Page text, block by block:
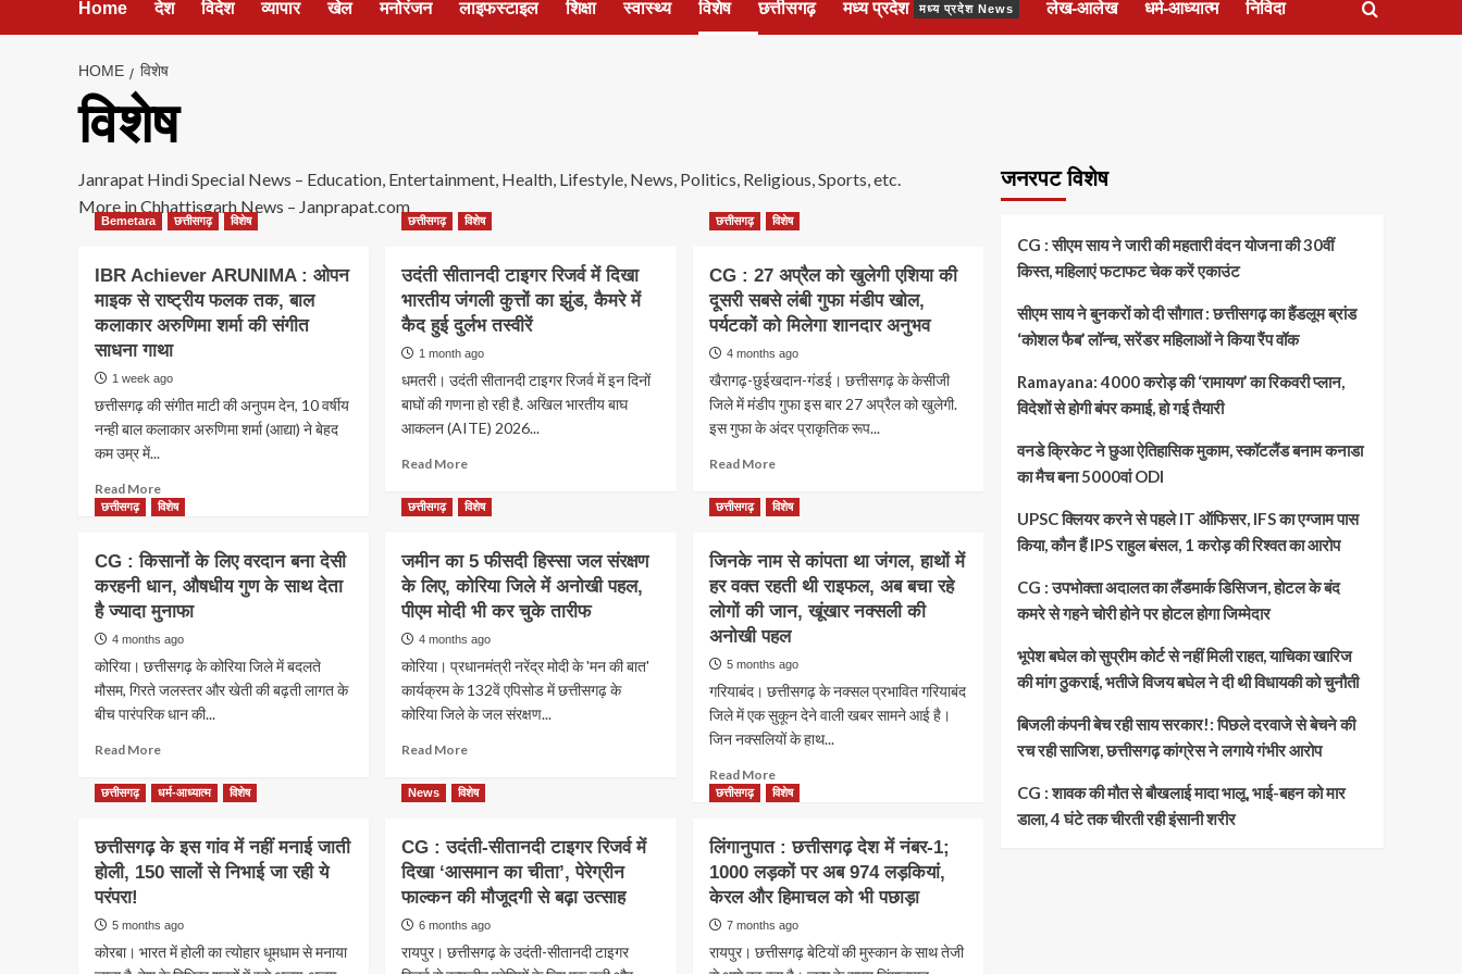
Home देश विदेश व्यापार खेल मनोरंजन लाइफस्टाइल शिक्षा स्वास्थ्य विशेष छत्तीसगढ़ मध्य प्रदेश मध्य प्रदेश News लेख-आलेख धर्म-आध्यात्म निविदा
HOME विशेष
विशेष
Janrapat Hindi Special News – Education, Entertainment, Health, Lifestyle, News, Politics, Religious, Sports, etc.
More in Chhattisgarh News – Janprapat.com
Bemetara छत्तीसगढ़ विशेष
IBR Achiever ARUNIMA : ओपन
माइक से राष्ट्रीय फलक तक, बाल
कलाकार अरुणिमा शर्मा की संगीत
साधना गाथा
1 week ago
छत्तीसगढ़ की संगीत माटी की अनुपम देन, 10 वर्षीय
नन्ही बाल कलाकार अरुणिमा शर्मा (आद्या) ने बेहद
कम उम्र में...
Read MoreRead
more
Achiever
ARUNIMA
:
माइक
से
राष्ट्रीय
फलक
बाल
अरुणिमा
की
संगीत
साधना
छत्तीसगढ़ विशेष
उदंती सीतानदी टाइगर रिजर्व में दिखा
भारतीय जंगली कुत्तों का झुंड, कैमरे में
कैद हुई दुर्लभ तस्वीरें
1 month ago
धमतरी। उदंती सीतानदी टाइगर रिजर्व में इन दिनों
बाघों की गणना हो रही है. अखिल भारतीय बाघ
आकलन (AITE) 2026...
Read MoreRead
about
टाइगर
रिजर्व
में
भारतीय
जंगली
कुत्तों
का
कैमरे
कैद
दुर्लभ
तस्वीरें
छत्तीसगढ़ विशेष
CG : 27 अप्रैल को खुलेगी एशिया की
दूसरी सबसे लंबी गुफा मंडीप खोल,
पर्यटकों को मिलेगा शानदार अनुभव
4 months ago
खैरागढ़-छुईखदान-गंडई। छत्तीसगढ़ के केसीजी
जिले में मंडीप गुफा इस बार 27 अप्रैल को खुलेगी.
इस गुफा के अंदर प्राकृतिक रूप...
Read MoreRead
about
27
अप्रैल
को
खुलेगी
एशिया
की
दूसरी
सबसे
लंबी
गुफा
मंडीप
खोल,
मिलेगा
शानदार
अनुभव
छत्तीसगढ़ विशेष
CG : किसानों के लिए वरदान बना देसी
करहनी धान, औषधीय गुण के साथ देता
है ज्यादा मुनाफा
4 months ago
कोरिया। छत्तीसगढ़ के कोरिया जिले में बदलते
मौसम, गिरते जलस्तर और खेती की बढ़ती लागत के
बीच पारंपरिक धान की...
Read MoreRead
about
किसानों
के
बना
देसी
छत्तीसगढ़ विशेष
जमीन का 5 फीसदी हिस्सा जल संरक्षण
के लिए, कोरिया जिले में अनोखी पहल,
पीएम मोदी भी कर चुके तारीफ
4 months ago
कोरिया। प्रधानमंत्री नरेंद्र मोदी के 'मन की बात'
कार्यक्रम के 132वें एपिसोड में छत्तीसगढ़ के
कोरिया जिले के जल संरक्षण...
Read MoreRead
about
5
फीसदी
हिस्सा
संरक्षण
के
छत्तीसगढ़ विशेष
जिनके नाम से कांपता था जंगल, हाथों में
हर वक्त रहती थी राइफल, अब बचा रहे
लोगों की जान, खूंखार नक्सली की
अनोखी पहल
5 months ago
गरियाबंद। छत्तीसगढ़ के नक्सल प्रभावित गरियाबंद
जिले में एक सुकून देने वाली खबर सामने आई है।
जिन नक्सलियों के हाथ...
Read MoreRead
more
नाम
से
कांपता
जंगल,
हाथों
छत्तीसगढ़ धर्म-आध्यात्म विशेष
छत्तीसगढ़ के इस गांव में नहीं मनाई जाती
होली, 150 सालों से निभाई जा रही ये
परंपरा!
5 months ago
कोरबा। भारत में होली का त्योहार धूमधाम से मनाया
News विशेष
CG : उदंती-सीतानदी टाइगर रिजर्व में
दिखा ‘आसमान का चीता’, पेरेग्रीन
फाल्कन की मौजूदगी से बढ़ा उत्साह
6 months ago
रायपुर। छत्तीसगढ़ के उदंती-सीतानदी टाइगर
छत्तीसगढ़ विशेष
लिंगानुपात : छत्तीसगढ़ देश में नंबर-1;
1000 लड़कों पर अब 974 लड़कियां,
केरल और हिमाचल को भी पछाड़ा
7 months ago
रायपुर। छत्तीसगढ़ बेटियों की मुस्कान के साथ तेजी
जनरपट विशेष
CG : सीएम साय ने जारी की महतारी वंदन योजना की 30वीं
किस्त, महिलाएं फटाफट चेक करें एकाउंट
सीएम साय ने बुनकरों को दी सौगात : छत्तीसगढ़ का हैंडलूम ब्रांड
‘कोशल फैब’ लॉन्च, सरेंडर महिलाओं ने किया रैंप वॉक
Ramayana: 4000 करोड़ की ‘रामायण’ का रिकवरी प्लान,
विदेशों से होगी बंपर कमाई, हो गई तैयारी
वनडे क्रिकेट ने छुआ ऐतिहासिक मुकाम, स्कॉटलैंड बनाम कनाडा
का मैच बना 5000वां ODI
UPSC क्लियर करने से पहले IT ऑफिसर, IFS का एग्जाम पास
किया, कौन हैं IPS राहुल बंसल, 1 करोड़ की रिश्वत का आरोप
CG : उपभोक्ता अदालत का लैंडमार्क डिसिजन, होटल के बंद
कमरे से गहने चोरी होने पर होटल होगा जिम्मेदार
भूपेश बघेल को सुप्रीम कोर्ट से नहीं मिली राहत, याचिका खारिज
की मांग ठुकराई, भतीजे विजय बघेल ने दी थी विधायकी को चुनौती
बिजली कंपनी बेच रही साय सरकार!: पिछले दरवाजे से बेचने की
रच रही साजिश, छत्तीसगढ़ कांग्रेस ने लगाये गंभीर आरोप
CG : शावक की मौत से बौखलाई मादा भालू, भाई-बहन को मार
डाला, 4 घंटे तक चीरती रही इंसानी शरीर